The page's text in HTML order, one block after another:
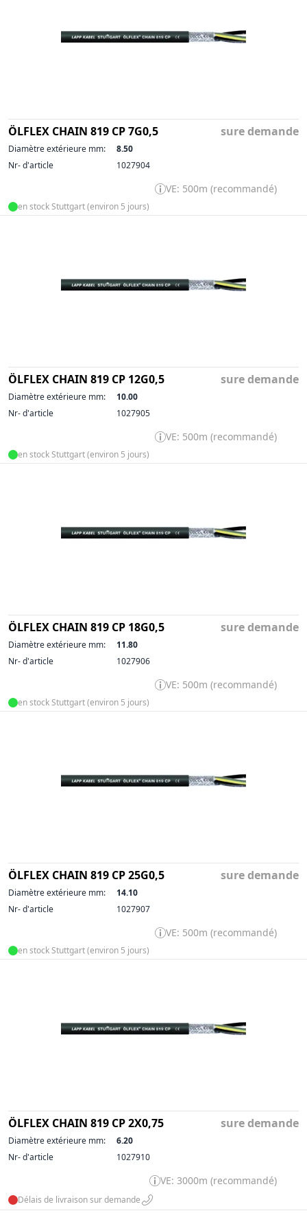
ÖLFLEX CHAIN 819 CP 7G0,5 sure demande
Diamètre extérieure mm:
8.50
Nr- d'article
1027904
VE: 500m (recommandé)
en stock Stuttgart (environ 5 jours)
ÖLFLEX CHAIN 819 CP 12G0,5 sure demande
Diamètre extérieure mm:
10.00
Nr- d'article
1027905
VE: 500m (recommandé)
en stock Stuttgart (environ 5 jours)
ÖLFLEX CHAIN 819 CP 18G0,5 sure demande
Diamètre extérieure mm:
11.80
Nr- d'article
1027906
VE: 500m (recommandé)
en stock Stuttgart (environ 5 jours)
ÖLFLEX CHAIN 819 CP 25G0,5 sure demande
Diamètre extérieure mm:
14.10
Nr- d'article
1027907
VE: 500m (recommandé)
en stock Stuttgart (environ 5 jours)
ÖLFLEX CHAIN 819 CP 2X0,75 sure demande
Diamètre extérieure mm:
6.20
Nr- d'article
1027910
VE: 3000m (recommandé)
Délais de livraison sur demande